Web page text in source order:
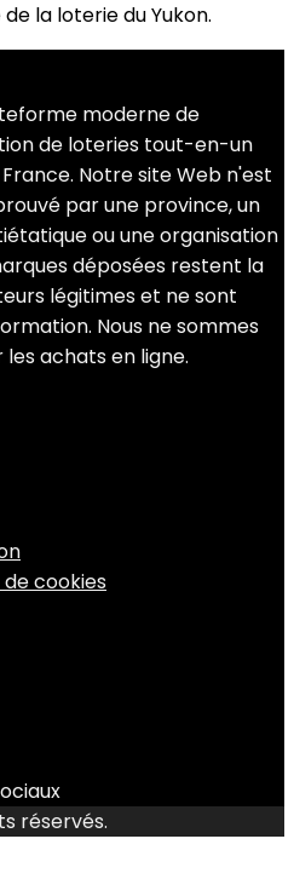
la loterie du Yukon.
moderne de
de loteries tout-en-un
Notre site Web n'est
par une province, un
ou une organisation
déposées restent la
légitimes et ne sont
Nous ne sommes
achats en ligne.
cookies
réservés.